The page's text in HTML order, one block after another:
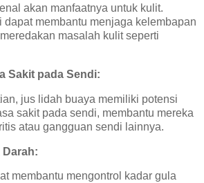
akan manfaatnya untuk kulit.
dapat membantu menjaga kelembapan
masalah kulit seperti
Sakit pada Sendi:
jus lidah buaya memiliki potensi
sakit pada sendi, membantu mereka
atau gangguan sendi lainnya.
Darah:
membantu mengontrol kadar gula